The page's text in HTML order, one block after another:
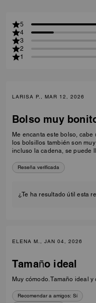
5
4
3
2
1
LARISA P., MAR 12, 2026
Bolso muy
Me encanta este bolso, cabe
los bolsillos también son
incluso la cadena, se puede
Reseña verificada
¿Te ha resultado útil esta
ELENA M., JAN 04, 2026
Tamaño ideal
Muy cómodo. Tamaño ideal
Recomendar a amigos: Sí